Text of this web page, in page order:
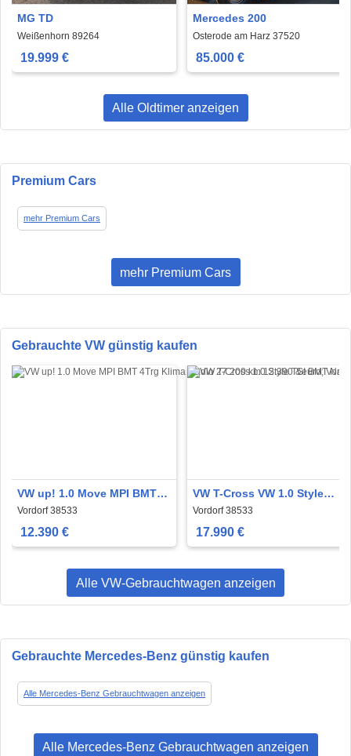
MG TD
Weißenhorn 89264
19.999 €
Mercedes 200
Osterode am Harz 37520
85.000 €
Alle Oldtimer anzeigen
Premium Cars
mehr Premium Cars
mehr Premium Cars
Gebrauchte VW günstig kaufen
VW up! 1.0 Move MPI BMT
4Trg Klima Radio
Vordorf 38533
12.390 €
VW T-Cross VW 1.0 Style
TSI BMT Navi Klima
Vordorf 38533
17.990 €
Alle VW-Gebrauchtwagen anzeigen
Gebrauchte Mercedes-Benz günstig kaufen
Alle Mercedes-Benz Gebrauchtwagen anzeigen
Alle Mercedes-Benz Gebrauchtwagen anzeigen